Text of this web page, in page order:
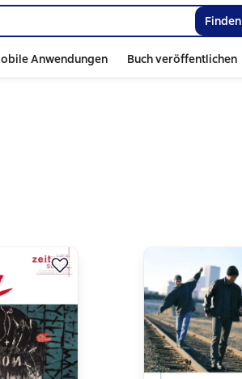
Finden
Anwendungen Buch veröffentlichen